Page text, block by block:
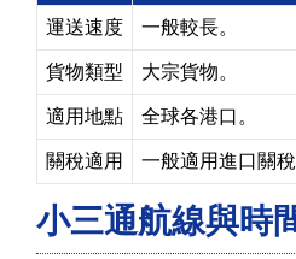
運送速度
一般較長。
貨物類型
大宗貨物。
適用地點
全球各港口。
關稅適用
一般適用進口關稅
小三通航線與時